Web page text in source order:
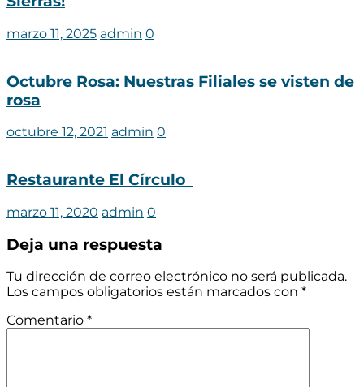
marzo 11, 2025 admin 0
Octubre Rosa: Nuestras Filiales se visten de
rosa
octubre 12, 2021 admin 0
Restaurante El Círculo
marzo 11, 2020 admin 0
Deja una respuesta
Tu dirección de correo electrónico no será publicada.
Los campos obligatorios están marcados con *
Comentario *